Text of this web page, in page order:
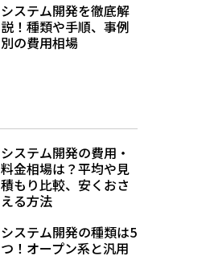
システム開発を徹底解
説！種類や手順、事例
別の費用相場
システム開発の費用・
料金相場は？平均や見
積もり比較、安くおさ
える方法
システム開発の種類は5
つ！オープン系と汎用